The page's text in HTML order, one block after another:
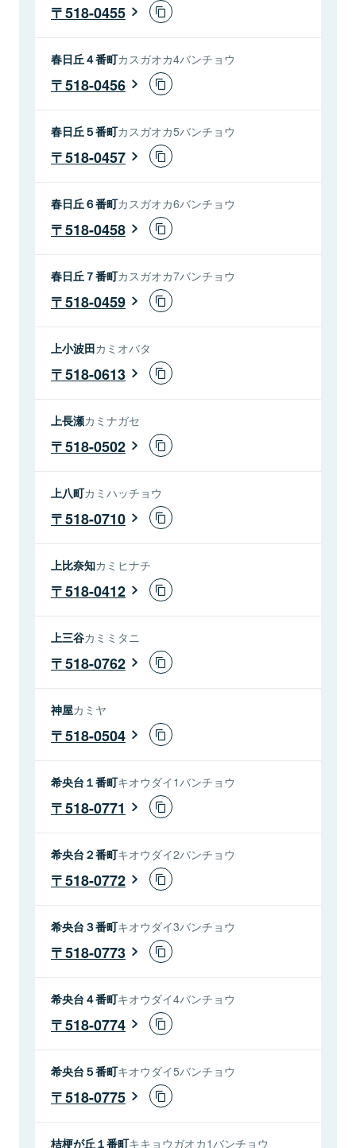
518-0455
春日丘４番町カスガオカ4バンチョウ
518-0456
春日丘５番町カスガオカ5バンチョウ
518-0457
春日丘６番町カスガオカ6バンチョウ
518-0458
春日丘７番町カスガオカ7バンチョウ
518-0459
上小波田カミオバタ
518-0613
上長瀬カミナガセ
518-0502
上八町カミハッチョウ
518-0710
上比奈知カミヒナチ
518-0412
上三谷カミミタニ
518-0762
神屋カミヤ
518-0504
希央台１番町キオウダイ1バンチョウ
518-0771
希央台２番町キオウダイ2バンチョウ
518-0772
希央台３番町キオウダイ3バンチョウ
518-0773
希央台４番町キオウダイ4バンチョウ
518-0774
希央台５番町キオウダイ5バンチョウ
518-0775
桔梗が丘１番町キキョウガオカ1バンチョウ